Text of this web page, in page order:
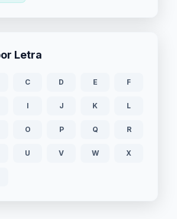
Letra
C D E F
I J K L
O P Q R
U V W X